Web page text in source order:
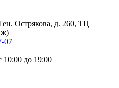
Острякова, д. 260, ТЦ
07
10:00 до 19:00